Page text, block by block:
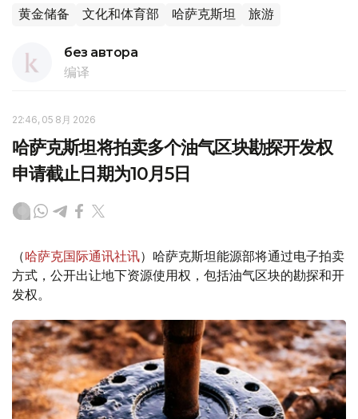
黄金储备 文化和体育部 哈萨克斯坦 旅游
без автора
编译
22:46, 05 8月 2026
哈萨克斯坦将拍卖多个油气区块勘探开发权
申请截止日期为10月5日
（哈萨克国际通讯社讯）哈萨克斯坦能源部将通过电子拍卖
方式，公开出让地下资源使用权，包括油气区块的勘探和开
发权。